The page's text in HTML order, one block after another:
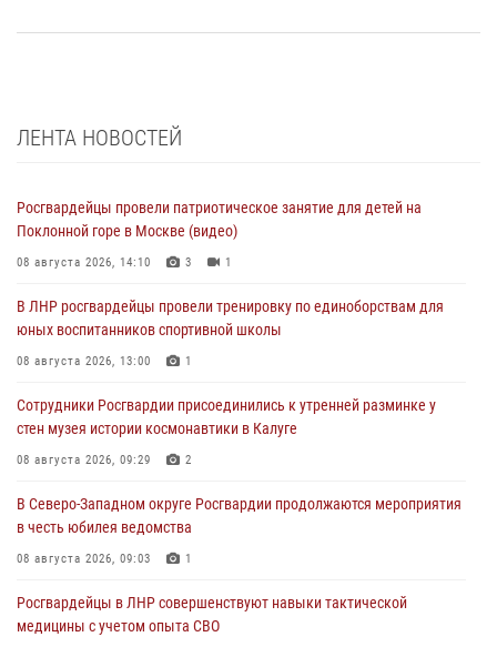
ЛЕНТА НОВОСТЕЙ
Росгвардейцы провели патриотическое занятие для детей на
Поклонной горе в Москве (видео)
08 августа 2026, 14:10 3 1
В ЛНР росгвардейцы провели тренировку по единоборствам для
юных воспитанников спортивной школы
08 августа 2026, 13:00 1
Сотрудники Росгвардии присоединились к утренней разминке у
стен музея истории космонавтики в Калуге
08 августа 2026, 09:29 2
В Северо-Западном округе Росгвардии продолжаются мероприятия
в честь юбилея ведомства
08 августа 2026, 09:03 1
Росгвардейцы в ЛНР совершенствуют навыки тактической
медицины с учетом опыта СВО